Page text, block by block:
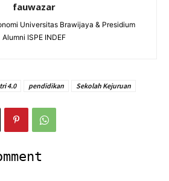
fauwazar
Universitas Brawijaya & Presidium
Alumni ISPE INDEF
4.0 pendidikan Sekolah Kejuruan